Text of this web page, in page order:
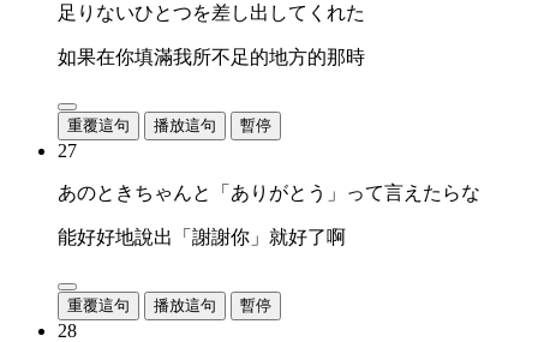
足りないひとつを差し出してくれた
如果在你填滿我所不足的地方的那時
重覆這句 播放這句 暫停
27
あのときちゃんと「ありがとう」って言えたらな
能好好地說出「謝謝你」就好了啊
重覆這句 播放這句 暫停
28